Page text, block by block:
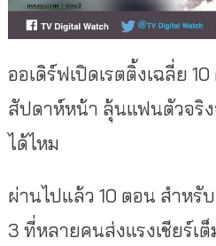
ออเดิร์ฟเปิดเรตติ้งเฉลี่ย
สัปดาห์หน้า ลุ้นแฟนตัวจริ
ได้ไหม
ผ่านไปแล้ว 10 ตอน สำหรั
3 ที่หลายคนส่งแรงเชียร์เ